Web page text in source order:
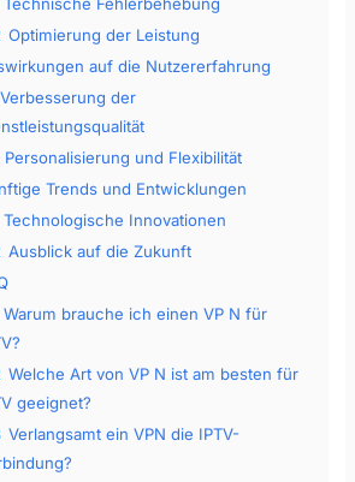
Optimierung der Leistung
auf die Nutzererfahrung
Verbesserung der
Personalisierung und Flexibilität
Trends und Entwicklungen
Technologische Innovationen
Ausblick auf die Zukunft
Warum brauche ich einen VP N für
Welche Art von VP N ist am besten für
geeignet?
Verlangsamt ein VPN die IPTV-